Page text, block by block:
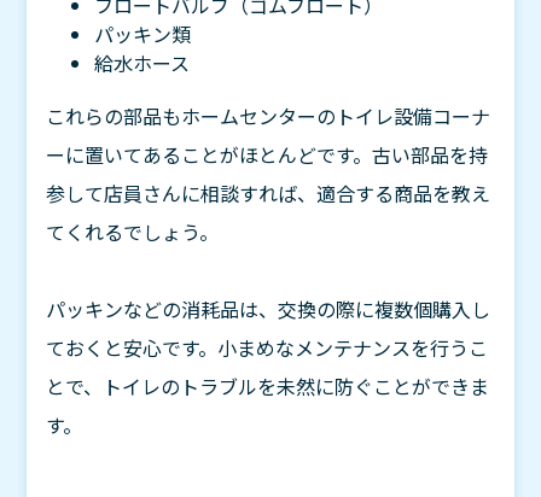
パッキン類
給水ホース
これらの部品もホームセンターのトイレ設備コーナ
ーに置いてあることがほとんどです。古い部品を持
参して店員さんに相談すれば、適合する商品を教え
てくれるでしょう。
パッキンなどの消耗品は、交換の際に複数個購入し
ておくと安心です。小まめなメンテナンスを行うこ
とで、トイレのトラブルを未然に防ぐことができま
す。